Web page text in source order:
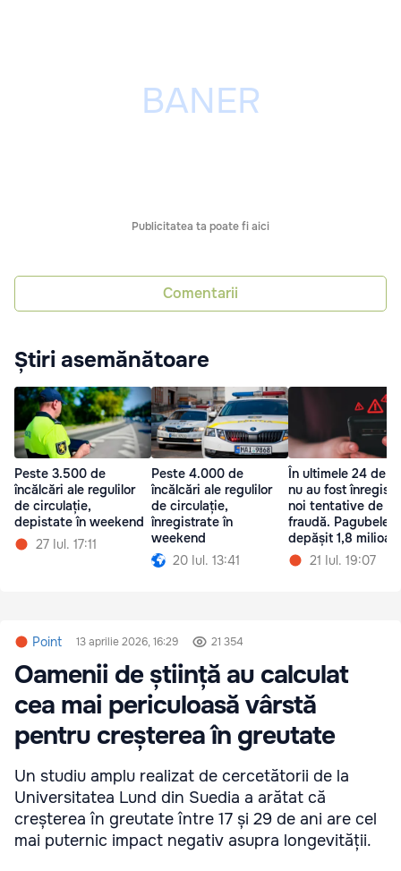
Publicitatea ta poate fi aici
Comentarii
Știri asemănătoare
Peste 3.500 de
încălcări ale regulilor
de circulație,
depistate în weekend
27 Iul. 17:11
Peste 4.000 de
încălcări ale regulilor
de circulație,
înregistrate în
weekend
20 Iul. 13:41
În ultimele 24 de
nu au fost
noi tentative de
fraudă. Pagubele
depășit 1,8
lei 21 Iul. 19:07
Point 13 aprilie 2026, 16:29 21 354
Oamenii de știință au calculat
cea mai periculoasă vârstă
pentru creșterea în greutate
Un studiu amplu realizat de cercetătorii de la
Universitatea Lund din Suedia a arătat că
creșterea în greutate între 17 și 29 de ani are cel
mai puternic impact negativ asupra longevității.